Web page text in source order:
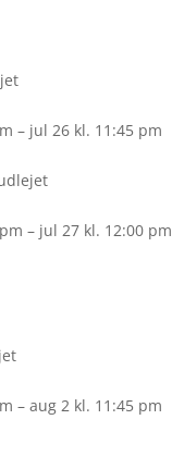
– jul 26 kl. 11:45 pm
– jul 27 kl. 12:00 pm
– aug 2 kl. 11:45 pm